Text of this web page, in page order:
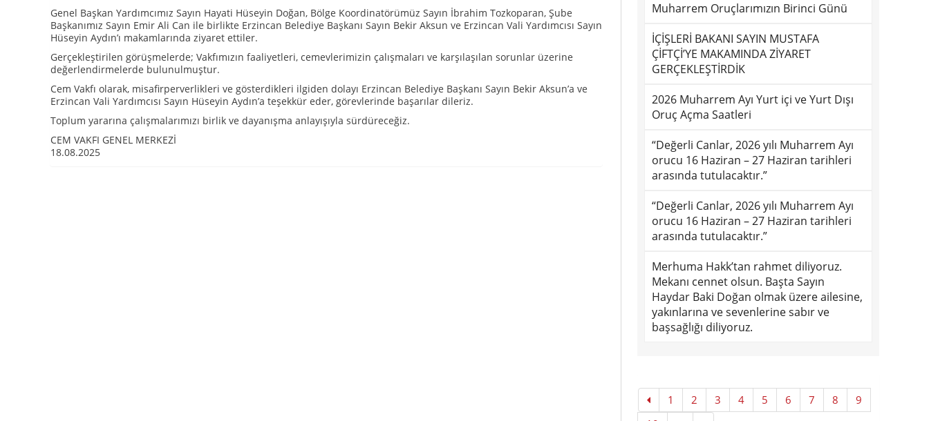
Genel Başkan Yardımcımız Sayın Hayati Hüseyin Doğan, Bölge Koordinatörümüz Sayın İbrahim Tozkoparan, Şube
Başkanımız Sayın Emir Ali Can ile birlikte Erzincan Belediye Başkanı Sayın Bekir Aksun ve Erzincan Vali Yardımcısı Sayın
Hüseyin Aydın’ı makamlarında ziyaret ettiler.
Gerçekleştirilen görüşmelerde; Vakfımızın faaliyetleri, cemevlerimizin çalışmaları ve karşılaşılan sorunlar üzerine
değerlendirmelerde bulunulmuştur.
Cem Vakfı olarak, misafirperverlikleri ve gösterdikleri ilgiden dolayı Erzincan Belediye Başkanı Sayın Bekir Aksun’a ve
Erzincan Vali Yardımcısı Sayın Hüseyin Aydın’a teşekkür eder, görevlerinde başarılar dileriz.
Toplum yararına çalışmalarımızı birlik ve dayanışma anlayışıyla sürdüreceğiz.
CEM VAKFI GENEL MERKEZİ
18.08.2025
Muharrem Oruçlarımızın Birinci Günü
İÇİŞLERİ BAKANI SAYIN MUSTAFA
ÇİFTÇİ’YE MAKAMINDA ZİYARET
GERÇEKLEŞTİRDİK
2026 Muharrem Ayı Yurt içi ve Yurt Dışı
Oruç Açma Saatleri
“Değerli Canlar, 2026 yılı Muharrem Ayı
orucu 16 Haziran – 27 Haziran tarihleri
arasında tutulacaktır.”
“Değerli Canlar, 2026 yılı Muharrem Ayı
orucu 16 Haziran – 27 Haziran tarihleri
arasında tutulacaktır.”
Merhuma Hakk’tan rahmet diliyoruz.
Mekanı cennet olsun. Başta Sayın
Haydar Baki Doğan olmak üzere ailesine,
yakınlarına ve sevenlerine sabır ve
başsağlığı diliyoruz.
1 2 3 4 5 6 7 8
9